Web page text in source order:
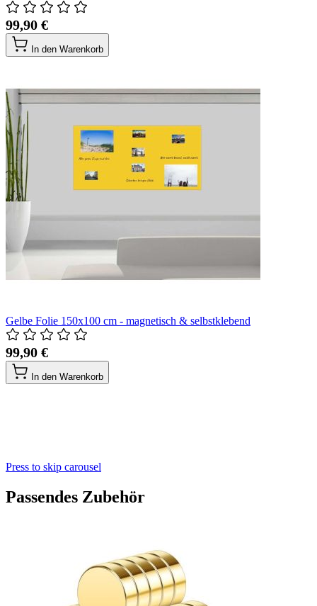
99,90 €
In den Warenkorb
Gelbe Folie 150x100 cm - magnetisch & selbstklebend
99,90 €
In den Warenkorb
Press to skip carousel
Passendes Zubehör